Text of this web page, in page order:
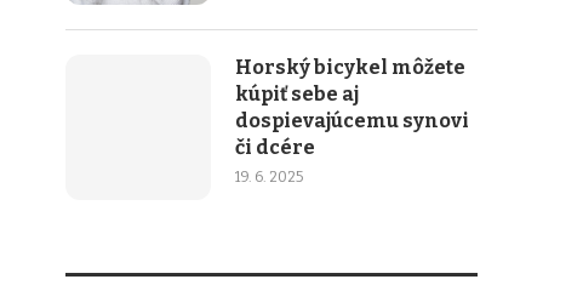
Horský bicykel môžete
kúpiť sebe aj
dospievajúcemu synovi
či dcére
19. 6. 2025